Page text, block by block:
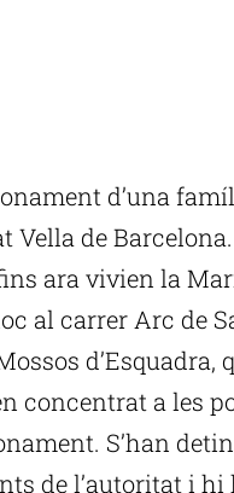
d’una
Vella de
ara vivien la
al carrer Arc de
d’Esquadra,
concentrat a les
S’han
de l’autoritat i hi